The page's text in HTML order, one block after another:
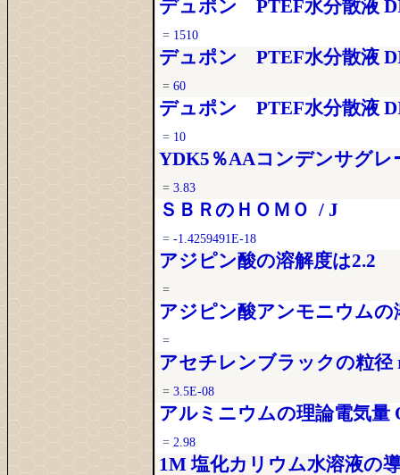
デュポン PTEF水分散液
= 1510
デュポン PTEF水分散液
= 60
デュポン PTEF水分散液
= 10
YDK5％AAコンデンサグレ
= 3.83
ＳＢＲのＨＯＭＯ / J
= -1.4259491E-18
アジピン酸の溶解度は2.2
=
アジピン酸アンモニウムの
=
アセチレンブラックの粒径
= 3.5E-08
アルミニウムの理論電気量
= 2.98
1M 塩化カリウム水溶液の